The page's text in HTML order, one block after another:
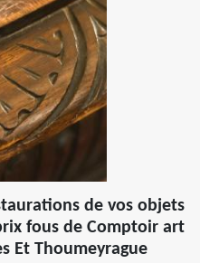
de vos objets
fous de Comptoir art
Et Thoumeyrague